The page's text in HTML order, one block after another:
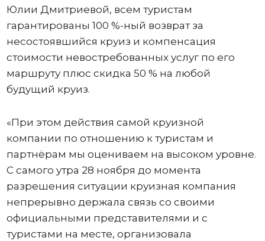
Юлии Дмитриевой, всем туристам
гарантированы 100 %-ный возврат за
несостоявшийся круиз и компенсация
стоимости невостребованных услуг по его
маршруту плюс скидка 50 % на любой
будущий круиз.
«При этом действия самой круизной
компании по отношению к туристам и
партнёрам мы оцениваем на высоком уровне.
С самого утра 28 ноября до момента
разрешения ситуации круизная компания
непрерывно держала связь со своими
официальными представителями и с
туристами на месте, организовала